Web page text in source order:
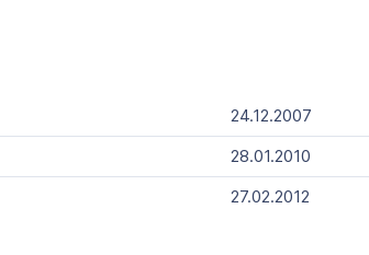
24.12.2007
28.01.2010
27.02.2012